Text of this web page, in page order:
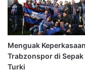
Menguak Keperkasaan
Trabzonspor di Sepak
Turki